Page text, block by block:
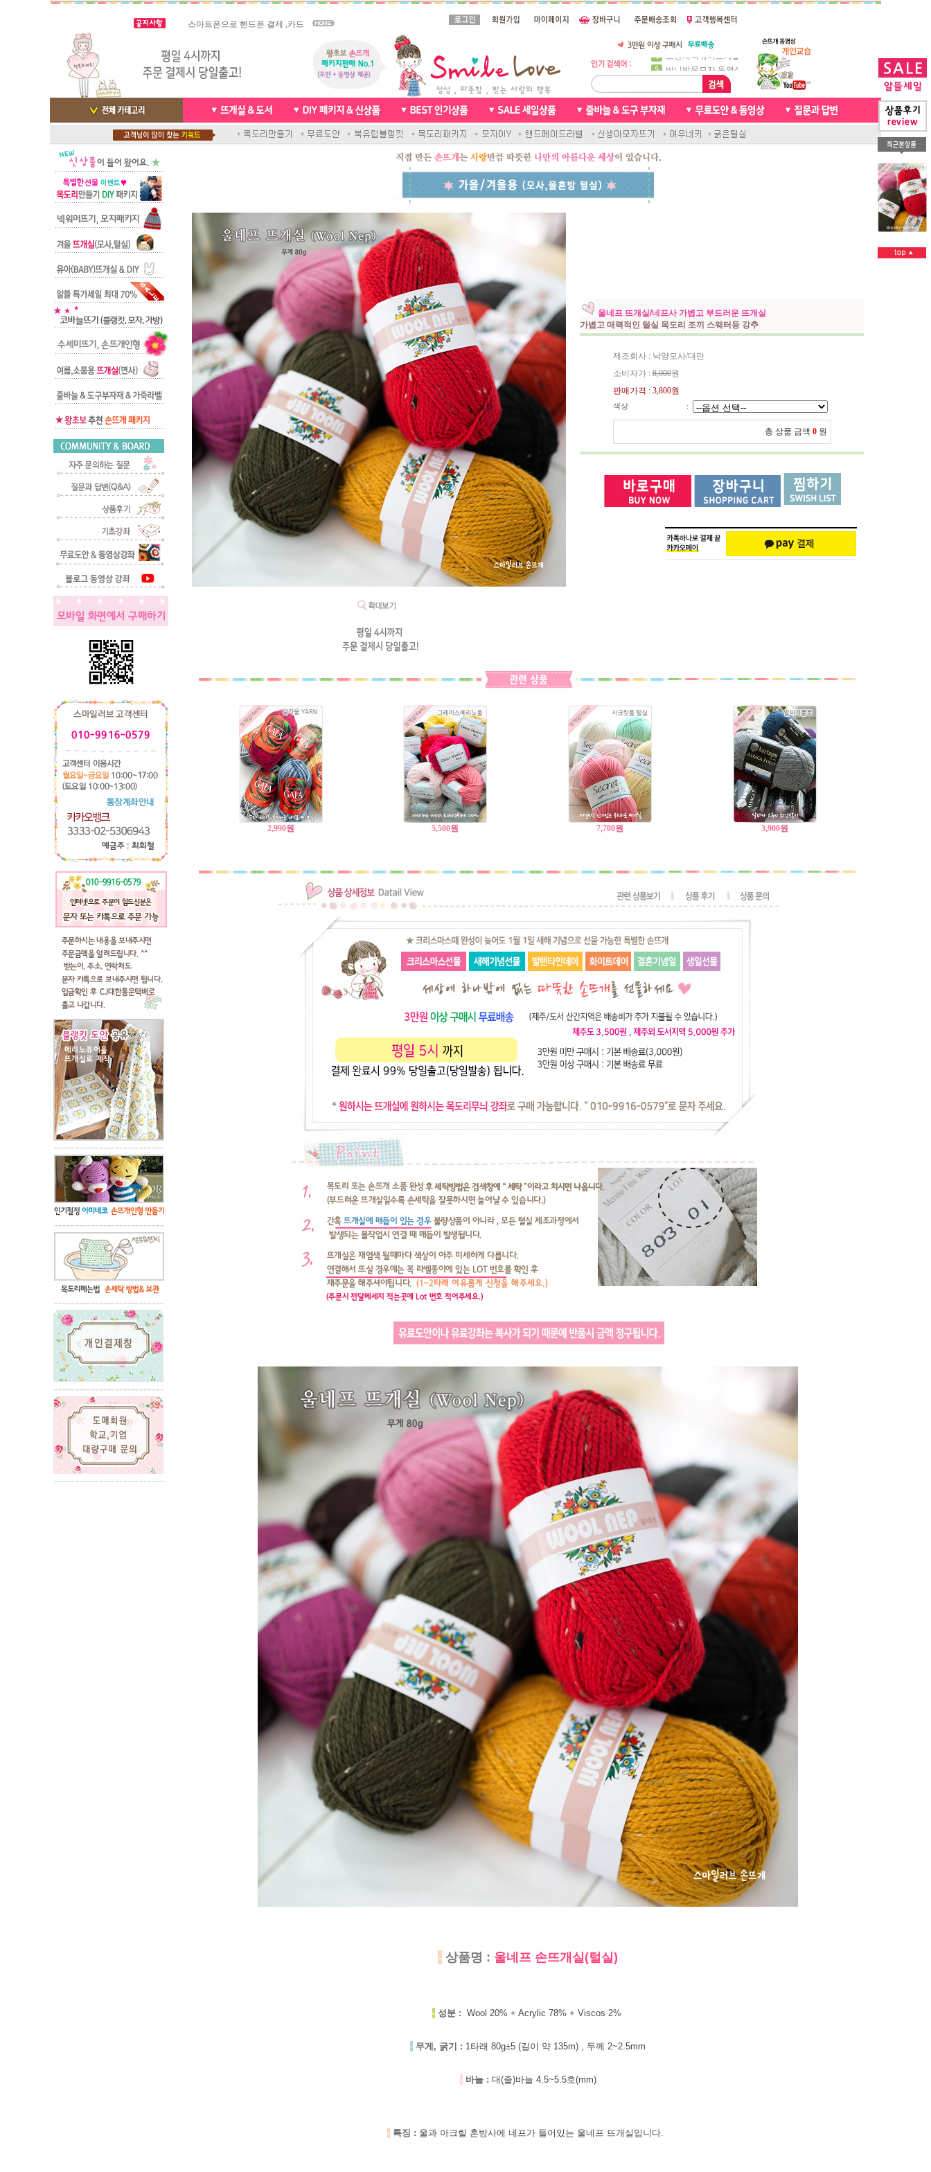
실시간 결
빠른 당일발송/ 거의 그 다음날
5
6
꽈배기목도리
7
천연가죽 핸드메이드라벨
8
신생아모자뜨기
10
손뜨개인형
1
자라무늬 목도리뜨기
2
울네프 뜨개실/네프사 가볍고 부드러운 뜨개실
가볍고 매력적인 털실 목도리 조끼 스웨터등 강추
제조회사 : 낙양모사/대만
소비자가 :8,000원
판매가격 : 3,800원
색상 :
총 상품 금액 0 원
2,990원 5,500원 7,700원 3,900원
- 상품명 : 울네프 손뜨개실(털실)
- 성분 : Wool 20% + Acrylic 78% + Viscos 2%
- 무게, 굵기 : 1타래 80g±5 (길이 약 135m) , 두께 2~2.5mm
- 바늘 : 대(줄)바늘 4.5~5.5호(mm)
- 특징 : 울과 아크릴 혼방사에 네프가 들어있는 울네프 뜨개실입니다.